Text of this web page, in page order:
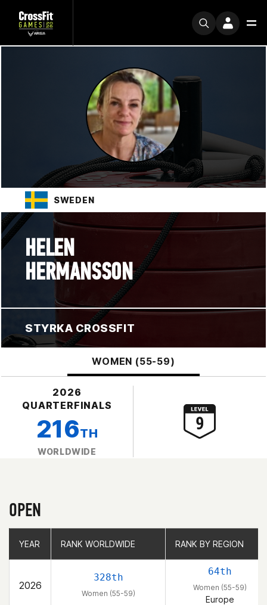
SWEDEN
HELEN
HERMANSSON
STYRKA CROSSFIT
WOMEN (55-59)
2026
QUARTERFINALS
216TH
WORLDWIDE
OPEN
YEAR RANK WORLDWIDE RANK BY REGION
2026
328th
Women (55-59)
64th
Women (55-59)
Europe
YEAR RANK WORLDWIDE RANK BY REGION